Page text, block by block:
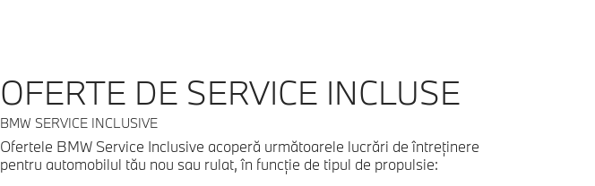
OFERTE DE SERVICE INCLUSE
BMW SERVICE INCLUSIVE
Ofertele BMW Service Inclusive acoperă următoarele lucrări de întreţinere
pentru automobilul tău nou sau rulat, în funcţie de tipul de propulsie: